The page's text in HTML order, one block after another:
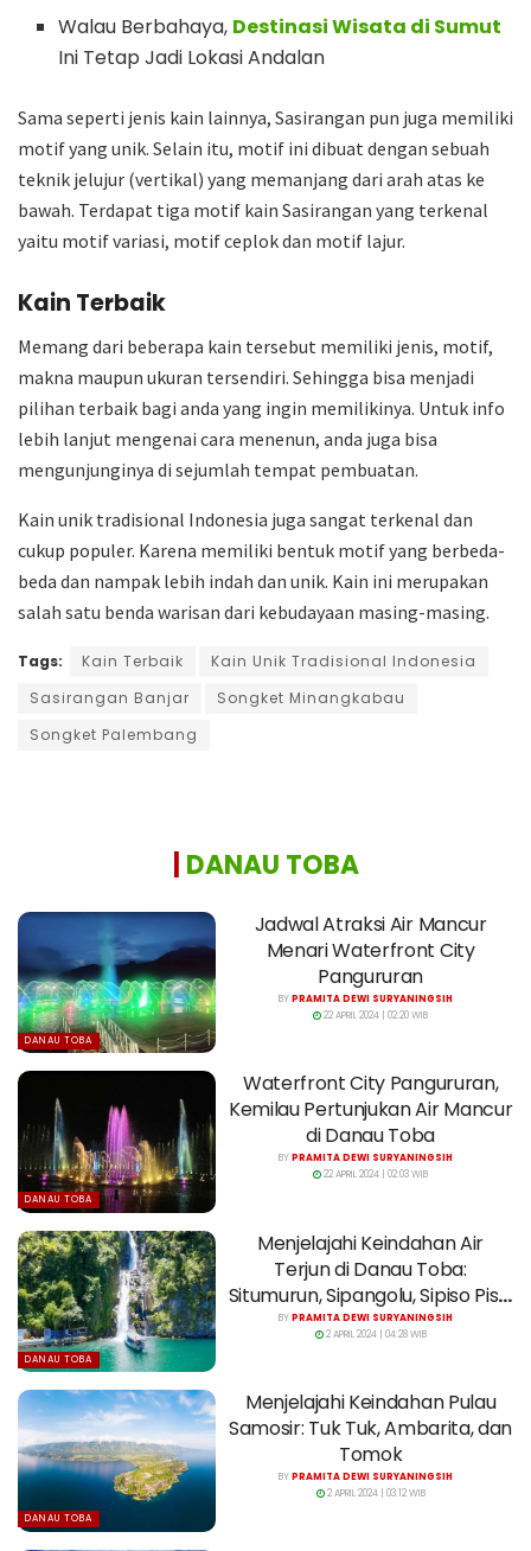
Walau Berbahaya, Destinasi Wisata di Sumut
Ini Tetap Jadi Lokasi Andalan
Sama seperti jenis kain lainnya, Sasirangan pun juga memiliki
motif yang unik. Selain itu, motif ini dibuat dengan sebuah
teknik jelujur (vertikal) yang memanjang dari arah atas ke
bawah. Terdapat tiga motif kain Sasirangan yang terkenal
yaitu motif variasi, motif ceplok dan motif lajur.
Kain Terbaik
Memang dari beberapa kain tersebut memiliki jenis, motif,
makna maupun ukuran tersendiri. Sehingga bisa menjadi
pilihan terbaik bagi anda yang ingin memilikinya. Untuk info
lebih lanjut mengenai cara menenun, anda juga bisa
mengunjunginya di sejumlah tempat pembuatan.
Kain unik tradisional Indonesia juga sangat terkenal dan
cukup populer. Karena memiliki bentuk motif yang berbeda-
beda dan nampak lebih indah dan unik. Kain ini merupakan
salah satu benda warisan dari kebudayaan masing-masing.
Tags: Kain Terbaik
Kain Unik Tradisional Indonesia
Sasirangan Banjar
Songket Minangkabau
Songket Palembang
DANAU TOBA
DANAU TOBA
Jadwal Atraksi Air Mancur
Menari Waterfront City
Pangururan
BYPRAMITA DEWI SURYANINGSIH
22 APRIL 2024 | 02:20 WIB
DANAU TOBA
Waterfront City Pangururan,
Kemilau Pertunjukan Air Mancur
di Danau Toba
BYPRAMITA DEWI SURYANINGSIH
22 APRIL 2024 | 02:03 WIB
DANAU TOBA
Menjelajahi Keindahan Air
Terjun di Danau Toba:
Situmurun, Sipangolu, Sipiso Piso,
dan Janji
BYPRAMITA DEWI SURYANINGSIH
2 APRIL 2024 | 04:28 WIB
DANAU TOBA
Menjelajahi Keindahan Pulau
Samosir: Tuk Tuk, Ambarita, dan
Tomok
BYPRAMITA DEWI SURYANINGSIH
2 APRIL 2024 | 03:12 WIB